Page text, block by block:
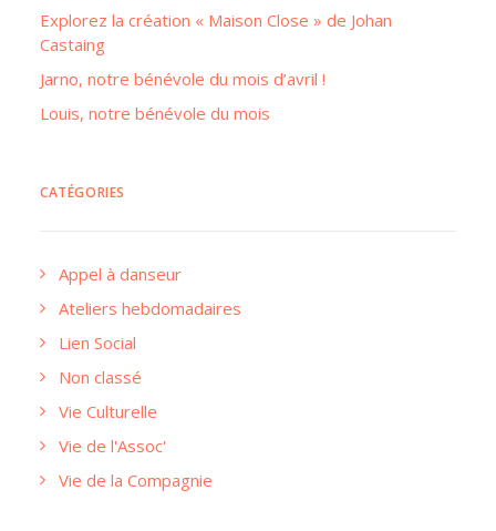
Explorez la création « Maison Close » de Johan
Castaing
Jarno, notre bénévole du mois d’avril !
Louis, notre bénévole du mois
CATÉGORIES
Appel à danseur
Ateliers hebdomadaires
Lien Social
Non classé
Vie Culturelle
Vie de l'Assoc'
Vie de la Compagnie